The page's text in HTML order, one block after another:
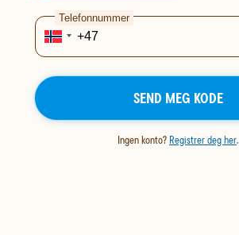
Telefonnummer
SEND MEG KODE
Ingen konto? Registrer deg her.